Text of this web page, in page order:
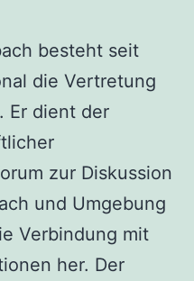
besteht seit
die Vertretung
Er dient der
zur Diskussion
und Umgebung
Verbindung mit
her. Der